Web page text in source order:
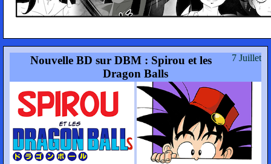
7 Juillet
Nouvelle BD sur DBM : Spirou et les
Dragon Balls